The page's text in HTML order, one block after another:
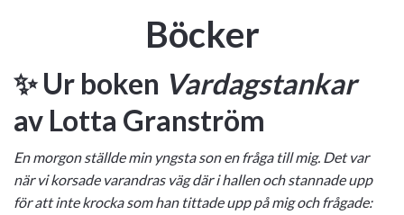
Böcker
✨ Ur boken Vardagstankar
av Lotta Granström
En morgon ställde min yngsta son en fråga till mig. Det var
när vi korsade varandras väg där i hallen och stannade upp
för att inte krocka som han tittade upp på mig och frågade: